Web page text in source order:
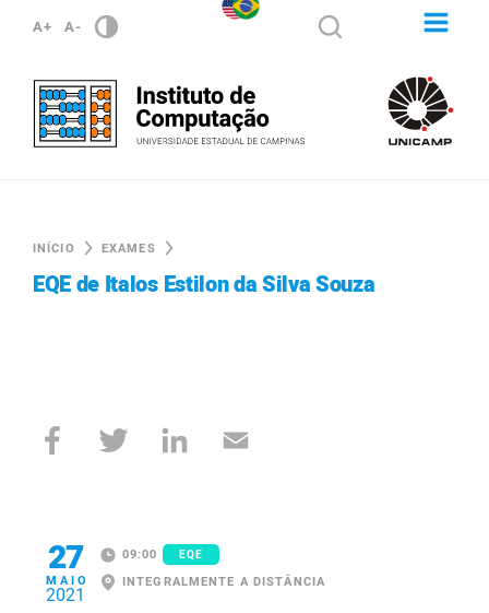
A+ A-
INÍCIO EXAMES
EQE de Italos Estilon da Silva Souza
27
MAIO
2021
09:00 EQE
INTEGRALMENTE A DISTÂNCIA